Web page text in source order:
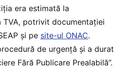
era estimată la
TVA, potrivit documentației
și pe site-ul ONAC.
de urgență și a durat
Fără Publicare Prealabilă”.